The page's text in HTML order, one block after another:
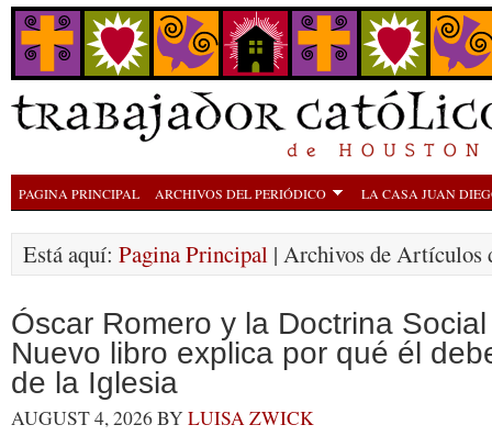
PAGINA PRINCIPAL ARCHIVOS DEL PERIÓDICO LA CASA JUAN
Está aquí: Pagina Principal | Archivos de Artículos
Óscar Romero y la Doctrina
Nuevo libro explica por qué él
de la Iglesia
AUGUST 4, 2026BYLUISA ZWICK